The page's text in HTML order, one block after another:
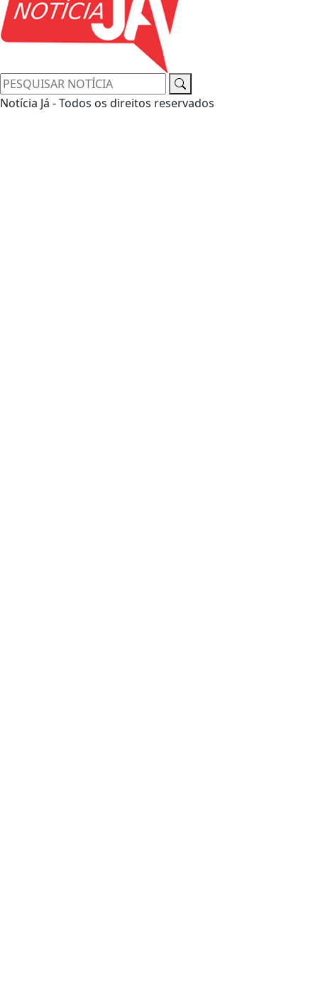
Notícia Já - Todos os direitos reservados